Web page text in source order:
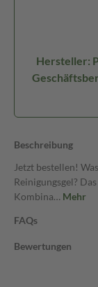
Hersteller:
Beschreibung
Jetzt bestellen!
Reinigungsgel?
Kombina… Mehr
FAQs
Bewertungen